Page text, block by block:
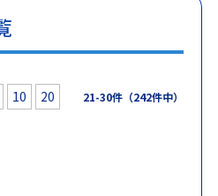
10
20
21-30件（242件中）